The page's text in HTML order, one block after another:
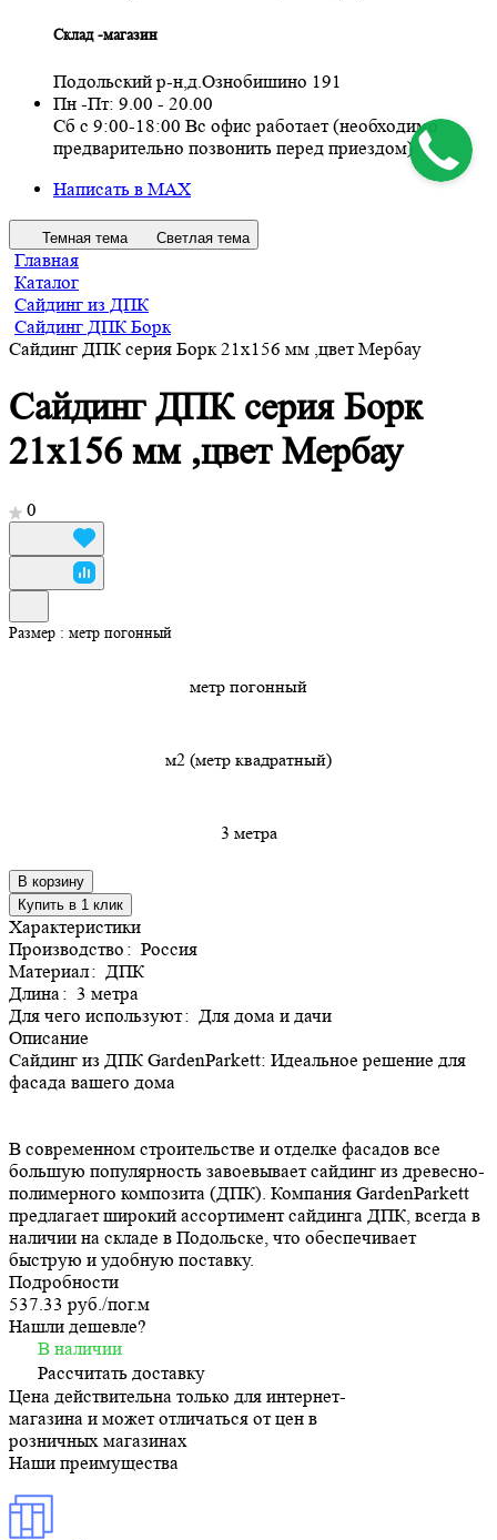
Склад -магазин
Подольский р-н,д.Ознобишино 191
Пн -Пт: 9.00 - 20.00
Сб с 9:00-18:00 Вс офис работает (необходимо
предварительно позвонить перед приездом)
Написать в MAX
Темная тема Светлая тема
Главная
Каталог
Сайдинг из ДПК
Сайдинг ДПК Борк
Сайдинг ДПК серия Борк 21x156 мм ,цвет Мербау
Сайдинг ДПК серия Борк
21x156 мм ,цвет Мербау
0
Размер : метр погонный
метр погонный
м2 (метр квадратный)
3 метра
В корзину
Купить в 1 клик
Характеристики
Производство: Россия
Материал: ДПК
Длина: 3 метра
Для чего используют: Для дома и дачи
Описание
Сайдинг из ДПК GardenParkett: Идеальное решение для
фасада вашего дома
В современном строительстве и отделке фасадов все
большую популярность завоевывает сайдинг из древесно-
полимерного композита (ДПК). Компания GardenParkett
предлагает широкий ассортимент сайдинга ДПК, всегда в
наличии на складе в Подольске, что обеспечивает
быструю и удобную поставку.
Подробности
537.33 руб./пог.м
Нашли дешевле?
В наличии
Рассчитать доставку
Цена действительна только для интернет-
магазина и может отличаться от цен в
розничных магазинах
Наши преимущества